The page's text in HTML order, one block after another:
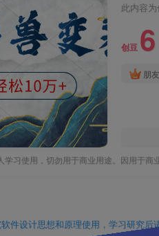
此内容
创豆 6
朋友
学习使用，切勿用于商业用途。因用于商
件设计思想和原理使用，学习研究后